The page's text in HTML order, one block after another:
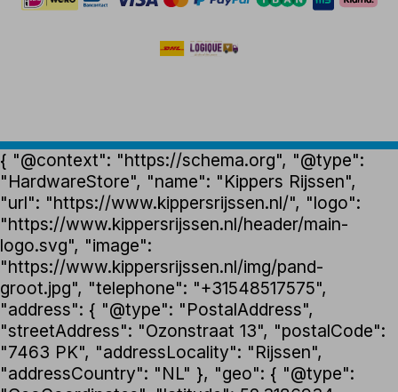
{ "@context": "https://schema.org", "@type":
"HardwareStore", "name": "Kippers Rijssen",
"url": "https://www.kippersrijssen.nl/", "logo":
"https://www.kippersrijssen.nl/header/main-
logo.svg", "image":
"https://www.kippersrijssen.nl/img/pand-
groot.jpg", "telephone": "+31548517575",
"address": { "@type": "PostalAddress",
"streetAddress": "Ozonstraat 13", "postalCode":
"7463 PK", "addressLocality": "Rijssen",
"addressCountry": "NL" }, "geo": { "@type":